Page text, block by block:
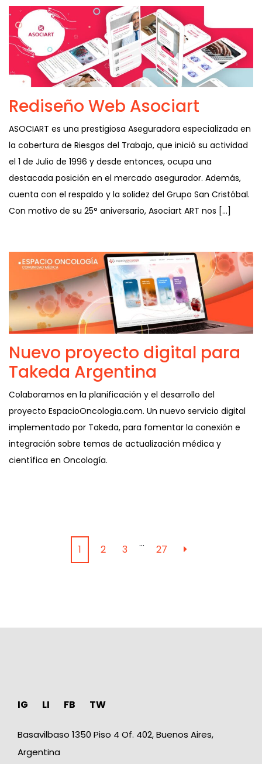
Rediseño Web Asociart
ASOCIART es una prestigiosa Aseguradora especializada en
la cobertura de Riesgos del Trabajo, que inició su actividad
el 1 de Julio de 1996 y desde entonces, ocupa una
destacada posición en el mercado asegurador. Además,
cuenta con el respaldo y la solidez del Grupo San Cristóbal.
Con motivo de su 25° aniversario, Asociart ART nos […]
Nuevo proyecto digital para
Takeda Argentina
Colaboramos en la planificación y el desarrollo del
proyecto EspacioOncologia.com. Un nuevo servicio digital
implementado por Takeda, para fomentar la conexión e
integración sobre temas de actualización médica y
científica en Oncología.
1 2 3 … 27
IG LI FB TW
Basavilbaso 1350 Piso 4 Of. 402, Buenos Aires,
Argentina